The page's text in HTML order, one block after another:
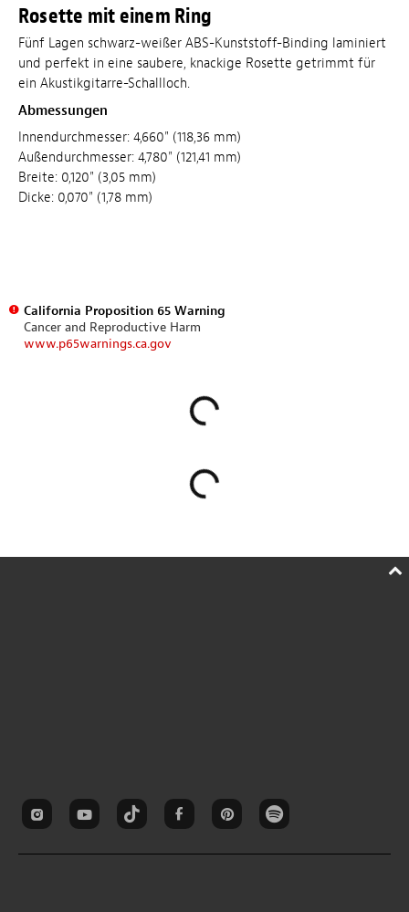
Rosette mit einem Ring
Fünf Lagen schwarz-weißer ABS-Kunststoff-Binding laminiert
und perfekt in eine saubere, knackige Rosette getrimmt für
ein Akustikgitarre-Schallloch.
Abmessungen
Innendurchmesser: 4,660" (118,36 mm)
Außendurchmesser: 4,780" (121,41 mm)
Breite: 0,120" (3,05 mm)
Dicke: 0,070" (1,78 mm)
California Proposition 65 Warning
Cancer and Reproductive Harm
www.p65warnings.ca.gov